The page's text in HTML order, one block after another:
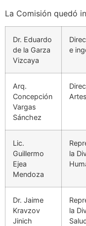
La Comisión quedó
Dr. Eduardo
de la Garza
Vizcaya
e
Arq.
Concepción
Vargas
Sánchez
Lic.
Guillermo
Ejea
Mendoza
la
Dr. Jaime
Kravzov
Jinich
la